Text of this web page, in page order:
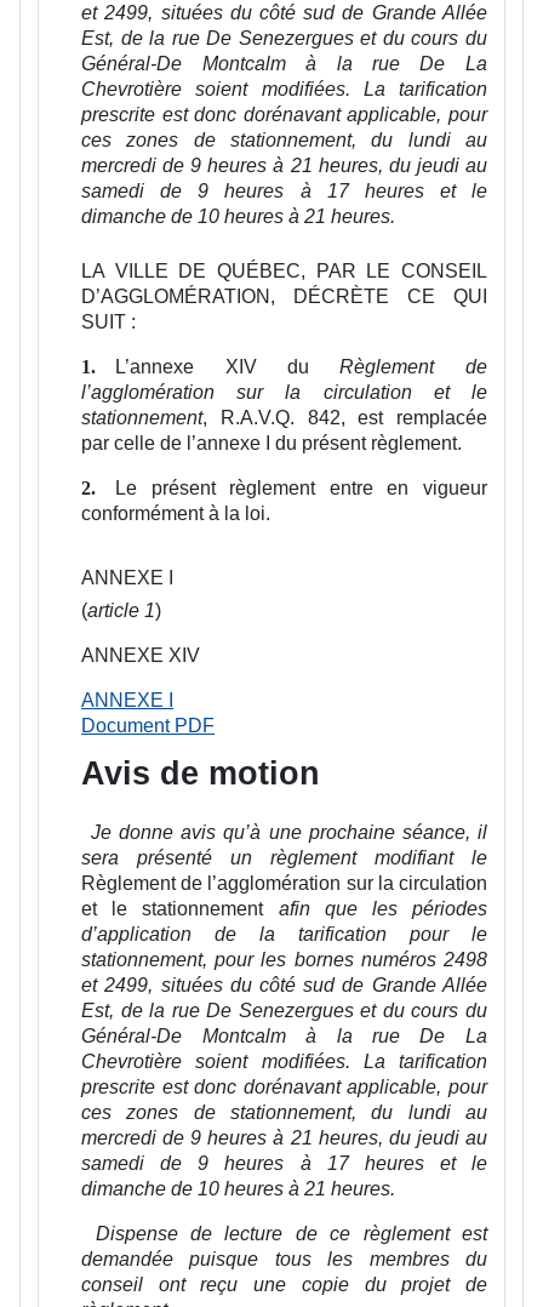
et 2499, situées du côté sud de Grande Allée
Est, de la rue De Senezergues et du cours du
Général-De Montcalm à la rue De La
Chevrotière soient modifiées. La tarification
prescrite est donc dorénavant applicable, pour
ces zones de stationnement, du lundi au
mercredi de 9 heures à 21 heures, du jeudi au
samedi de 9 heures à 17 heures et le
dimanche de 10 heures à 21 heures.
LA VILLE DE QUÉBEC, PAR LE CONSEIL
D’AGGLOMÉRATION, DÉCRÈTE CE QUI
SUIT :
1. L’annexe XIV duRèglement de
l’agglomération sur la circulation et le
stationnement, R.A.V.Q. 842, est remplacée
par celle de l’annexe I du présent règlement.
2.
Le présent règlement entre en vigueur
conformément à la loi.
ANNEXE I
(article 1)
ANNEXE XIV
ANNEXE I
Document PDF
Avis de motion
Je donne avis qu’à une prochaine séance, il
sera présenté un règlement modifiant le
Règlement de l’agglomération sur la circulation
et le stationnementafin que les périodes
d’application de la tarification pour le
stationnement, pour les bornes numéros 2498
et 2499, situées du côté sud de Grande Allée
Est, de la rue De Senezergues et du cours du
Général-De Montcalm à la rue De La
Chevrotière soient modifiées. La tarification
prescrite est donc dorénavant applicable, pour
ces zones de stationnement, du lundi au
mercredi de 9 heures à 21 heures, du jeudi au
samedi de 9 heures à 17 heures et le
dimanche de 10 heures à 21 heures.
Dispense de lecture de ce règlement est
demandée puisque tous les membres du
conseil ont reçu une copie du projet de